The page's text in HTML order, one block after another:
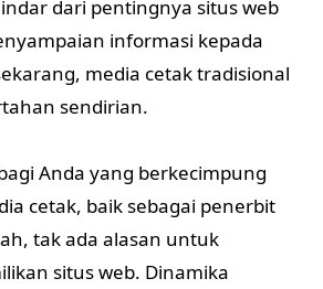
dari pentingnya situs web
informasi kepada
media cetak tradisional
sendirian.
Anda yang berkecimpung
cetak, baik sebagai penerbit
tak ada alasan untuk
situs web. Dinamika